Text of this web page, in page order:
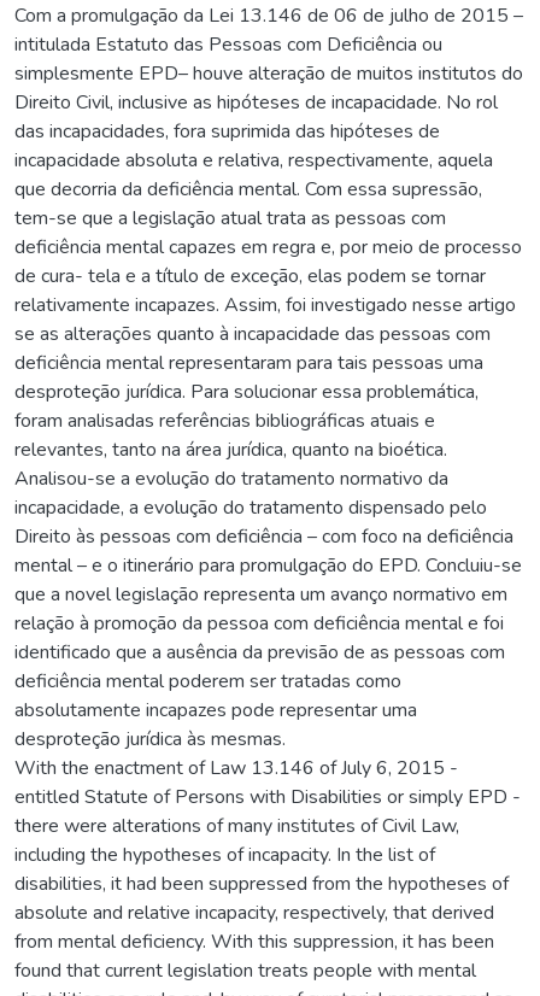
Com a promulgação da Lei 13.146 de 06 de julho de 2015 –
intitulada Estatuto das Pessoas com Deficiência ou
simplesmente EPD– houve alteração de muitos institutos do
Direito Civil, inclusive as hipóteses de incapacidade. No rol
das incapacidades, fora suprimida das hipóteses de
incapacidade absoluta e relativa, respectivamente, aquela
que decorria da deficiência mental. Com essa supressão,
tem-se que a legislação atual trata as pessoas com
deficiência mental capazes em regra e, por meio de processo
de cura- tela e a título de exceção, elas podem se tornar
relativamente incapazes. Assim, foi investigado nesse artigo
se as alterações quanto à incapacidade das pessoas com
deficiência mental representaram para tais pessoas uma
desproteção jurídica. Para solucionar essa problemática,
foram analisadas referências bibliográficas atuais e
relevantes, tanto na área jurídica, quanto na bioética.
Analisou-se a evolução do tratamento normativo da
incapacidade, a evolução do tratamento dispensado pelo
Direito às pessoas com deficiência – com foco na deficiência
mental – e o itinerário para promulgação do EPD. Concluiu-se
que a novel legislação representa um avanço normativo em
relação à promoção da pessoa com deficiência mental e foi
identificado que a ausência da previsão de as pessoas com
deficiência mental poderem ser tratadas como
absolutamente incapazes pode representar uma
desproteção jurídica às mesmas.
With the enactment of Law 13.146 of July 6, 2015 -
entitled Statute of Persons with Disabilities or simply EPD -
there were alterations of many institutes of Civil Law,
including the hypotheses of incapacity. In the list of
disabilities, it had been suppressed from the hypotheses of
absolute and relative incapacity, respectively, that derived
from mental deficiency. With this suppression, it has been
found that current legislation treats people with mental